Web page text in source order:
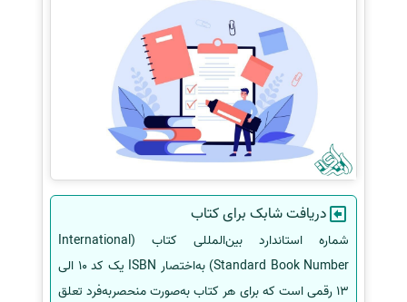
دریافت شابک برای کتاب
شماره استاندارد بین‌المللی کتاب (International
Standard Book Number) به‌اختصار ISBN یک کد 10 الی
13 رقمی است که برای هر کتاب به‌صورت منحصربه‌فرد تعلق